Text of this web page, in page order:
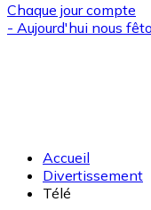
Chaque jour compte
- Aujourd'hui nous
Accueil
Divertissement
Télé